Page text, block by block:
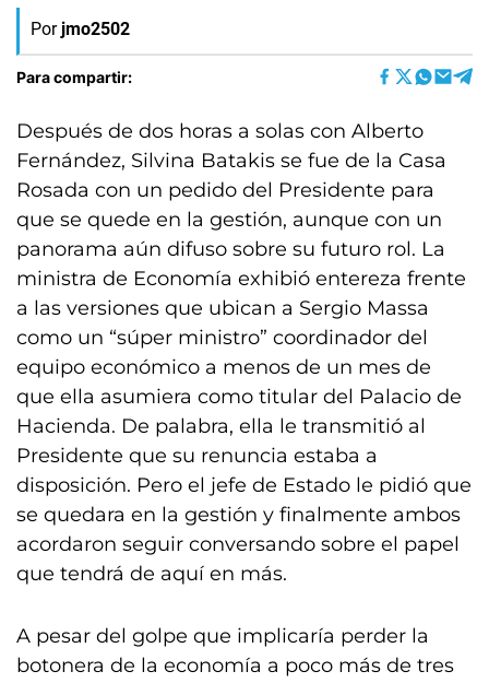
Por jmo2502
Para compartir:
Después de dos horas a solas con Alberto
Fernández, Silvina Batakis se fue de la Casa
Rosada con un pedido del Presidente para
que se quede en la gestión, aunque con un
panorama aún difuso sobre su futuro rol. La
ministra de Economía exhibió entereza frente
a las versiones que ubican a Sergio Massa
como un “súper ministro” coordinador del
equipo económico a menos de un mes de
que ella asumiera como titular del Palacio de
Hacienda. De palabra, ella le transmitió al
Presidente que su renuncia estaba a
disposición. Pero el jefe de Estado le pidió que
se quedara en la gestión y finalmente ambos
acordaron seguir conversando sobre el papel
que tendrá de aquí en más.
A pesar del golpe que implicaría perder la
botonera de la economía a poco más de tres